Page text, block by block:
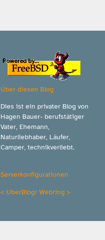
Über diesen Blog
Dies ist ein privater Blog von
Hagen Bauer- berufstätiger
Vater, Ehemann,
Naturliebhaber, Läufer,
Camper, technikverliebt.
Serverkonfigurationen
< UberBlogr Webring >